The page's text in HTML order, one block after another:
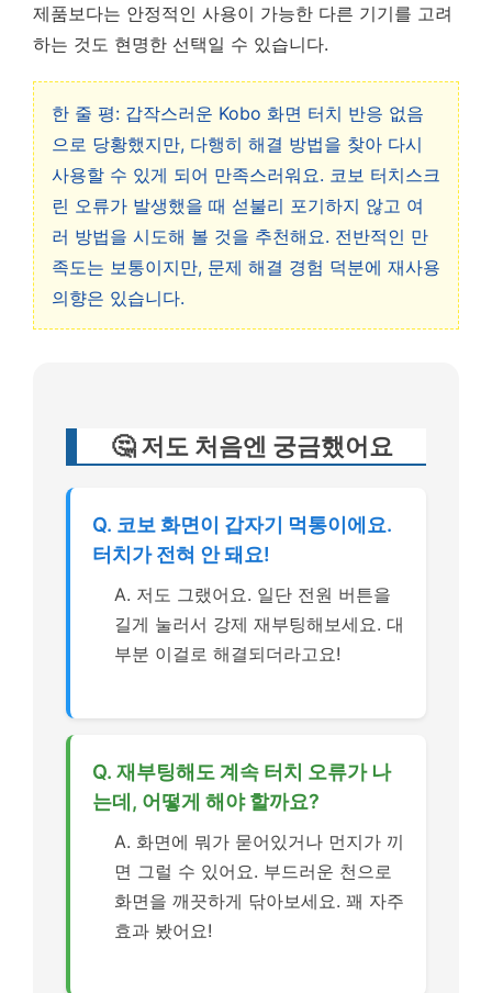
제품보다는 안정적인 사용이 가능한 다른 기기를 고려
하는 것도 현명한 선택일 수 있습니다.
한 줄 평: 갑작스러운 Kobo 화면 터치 반응 없음
으로 당황했지만, 다행히 해결 방법을 찾아 다시
사용할 수 있게 되어 만족스러워요. 코보 터치스크
린 오류가 발생했을 때 섣불리 포기하지 않고 여
러 방법을 시도해 볼 것을 추천해요. 전반적인 만
족도는 보통이지만, 문제 해결 경험 덕분에 재사용
의향은 있습니다.
🤔 저도 처음엔 궁금했어요
Q. 코보 화면이 갑자기 먹통이에요.
터치가 전혀 안 돼요!
A. 저도 그랬어요. 일단 전원 버튼을
길게 눌러서 강제 재부팅해보세요. 대
부분 이걸로 해결되더라고요!
Q. 재부팅해도 계속 터치 오류가 나
는데, 어떻게 해야 할까요?
A. 화면에 뭐가 묻어있거나 먼지가 끼
면 그럴 수 있어요. 부드러운 천으로
화면을 깨끗하게 닦아보세요. 꽤 자주
효과 봤어요!